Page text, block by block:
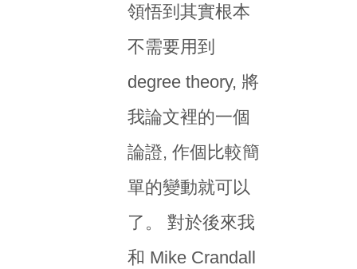
領悟到其實根本
不需要用到
degree theory, 將
我論文裡的一個
論證, 作個比較簡
單的變動就可以
了。 對於後來我
和 Mike Crandall